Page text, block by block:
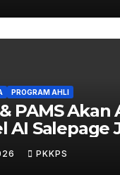
PROGRAM AHLI
PAMS Akan
AI Salepage
PKKPS